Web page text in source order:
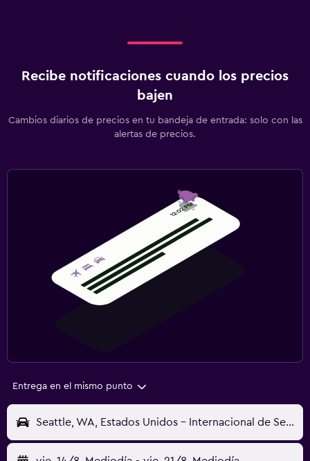
Recibe notificaciones cuando los precios
bajen
Cambios diarios de precios en tu bandeja de entrada: solo con las
alertas de precios.
Entrega en el mismo punto
Seattle, WA, Estados Unidos - Internacional de Seattle-Tacoma (SEA)